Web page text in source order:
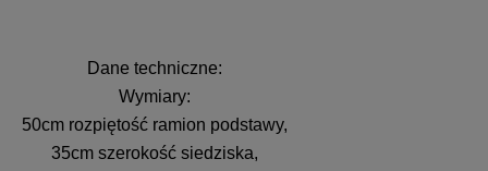
Dane techniczne:
Wymiary:
50cm rozpiętość ramion podstawy,
35cm szerokość siedziska,